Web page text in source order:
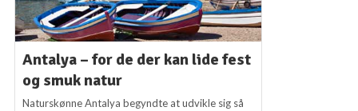
Antalya – for de der kan lide fest
og smuk natur
Naturskønne Antalya begyndte at udvikle sig så